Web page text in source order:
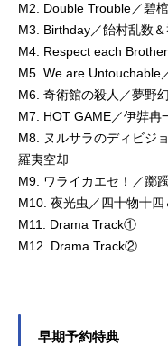
M2. Double Trouble／碧
M3. Birthday／飴村乱数
M4. Respect each
M5. We are Untouchable
M6. 奇術館の殺人／夢野
M7. HOT GAME／伊弉冉
M8. ヌルサラのディビジ
羅夷空却
M9. ワライカエセ！／躑
M10. 夜光虫／四十物十四
M11. Drama Track①
M12. Drama Track②
早期予約特典